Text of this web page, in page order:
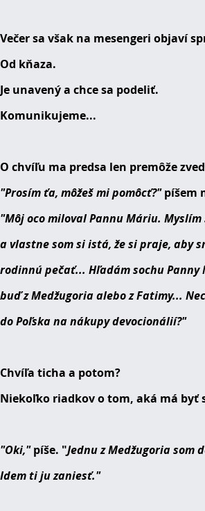
Večer sa však na mesengeri objaví
Od kňaza.
Je unavený a chce sa podeliť.
Komunikujeme...
O chvíľu ma predsa len premôže
"Prosím ťa, môžeš mi pomôcť?"píšem
"Môj oco miloval Pannu Máriu. Myslím
a vlastne som si istá, že si praje, aby
rodinnú pečať... Hľadám sochu Panny
buď z Medžugoria alebo z Fatimy...
do Poľska na nákupy devocionálií?"
Chvíľa ticha a potom?
Niekoľko riadkov o tom, aká má byť
"Oki,"píše. "Jednu z Medžugoria som
Idem ti ju zaniesť."